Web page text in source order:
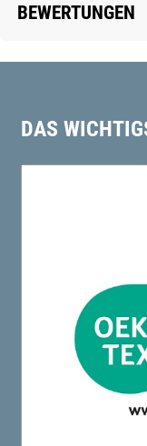
BEWERTUNGEN
DAS